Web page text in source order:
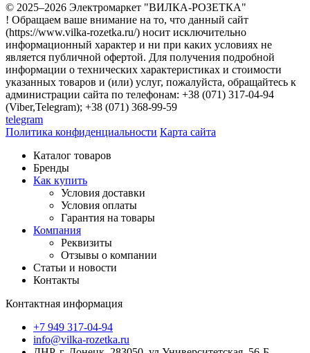
© 2025–2026 Электромаркет "ВИЛКА-РОЗЕТКА"
! Обращаем ваше внимание на то, что данный сайт
(https://www.vilka-rozetka.ru/) носит исключительно
информационный характер и ни при каких условиях не
является публичной офертой. Для получения подробной
информации о технических характеристиках и стоимости
указанных товаров и (или) услуг, пожалуйста, обращайтесь к
администрации сайта по телефонам: +38 (071) 317-04-94
(Viber,Telegram); +38 (071) 368-99-59
telegram
Политика конфиденциальности Карта сайта
Каталог товаров
Бренды
Как купить
Условия доставки
Условия оплаты
Гарантия на товары
Компания
Реквизиты
Отзывы о компании
Статьи и новости
Контакты
Контактная информация
+7 949 317-04-94
info@vilka-rozetka.ru